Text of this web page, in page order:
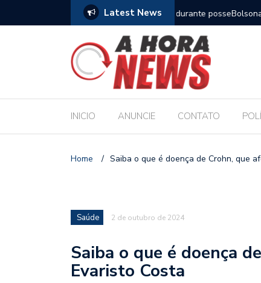
Latest News
com a Educação durante posse Bolsonaro pede ao
INICIO ANUNCIE CONTATO
Home / Saiba o que é doença de Crohn, que
Saúde 2 de outubro de 2024
Saiba o que é doença
Evaristo Costa